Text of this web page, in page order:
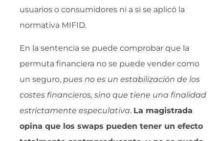
usuarios o consumidores ni a si se aplicó la
normativa MIFID.
En la sentencia se puede comprobar que la
permuta financiera no se puede vender como
un seguro,  pues no es un estabilización de los
costes financieros, sino que tiene una finalidad
estrictamente especulativa. La magistrada
opina que los swaps pueden tener un efecto